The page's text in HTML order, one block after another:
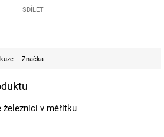
SDÍLET
Značka
železnici v měřítku